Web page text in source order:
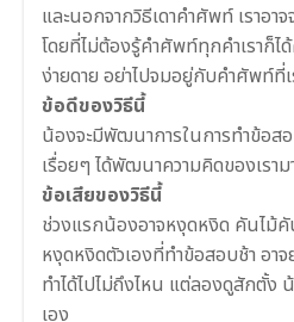
และนอกจากวิธีเดาคำศัพท์ เราอา
โดยที่ไม่ต้องรู้คำศัพท์ทุกคำเราก็
ง่ายดาย อย่าไปจมอยู่กับคำศัพท์ที่เ
ข้อดีของวิธีนี้
น้องจะมีพัฒนาการในการทำข้อส
เรื่อยๆ ได้พัฒนาความคิดของเรา
ข้อเสียของวิธีนี้
ช่วงแรกน้องอาจหงุดหงิด คันไม้
หงุดหงิดตัวเองที่ทำข้อสอบช้า อา
ทำได้ไปไม่ถึงไหน แต่ลองดูสักตั้ง
เอง